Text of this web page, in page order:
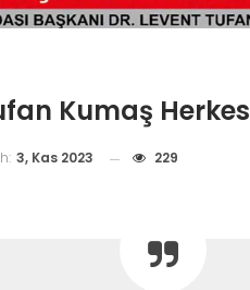
Kumaş
3, Kas 2023 229